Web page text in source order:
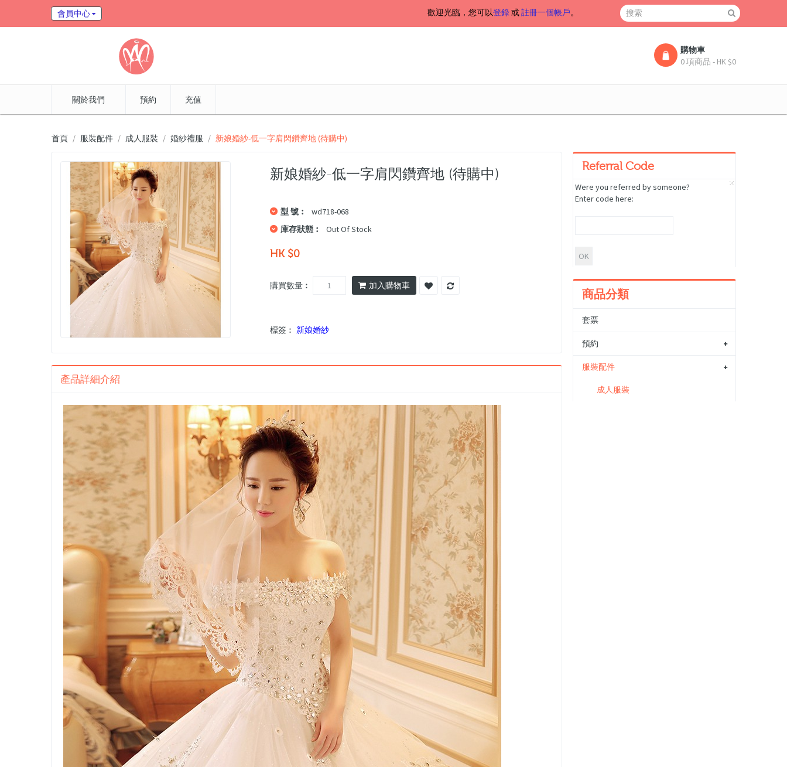
會員中心 歡迎光臨，您可以登錄或註冊一個帳戶。
購物車
0 項商品 - HK $0
關於我們 預約 充值
首頁 服裝配件 成人服裝 婚紗禮服 新娘婚紗-低一字肩閃鑽齊地 (待購中)
新娘婚紗-低一字肩閃鑽齊地 (待購中)
型 號︰
wd718-068
庫存狀態︰
Out Of Stock
HK $0
購買數量︰ 加入購物車
標簽︰ 新娘婚紗
產品詳細介紹
Referral Code
Were you referred by someone?
Enter code here:
商品分類
套票
預約
服裝配件
成人服裝